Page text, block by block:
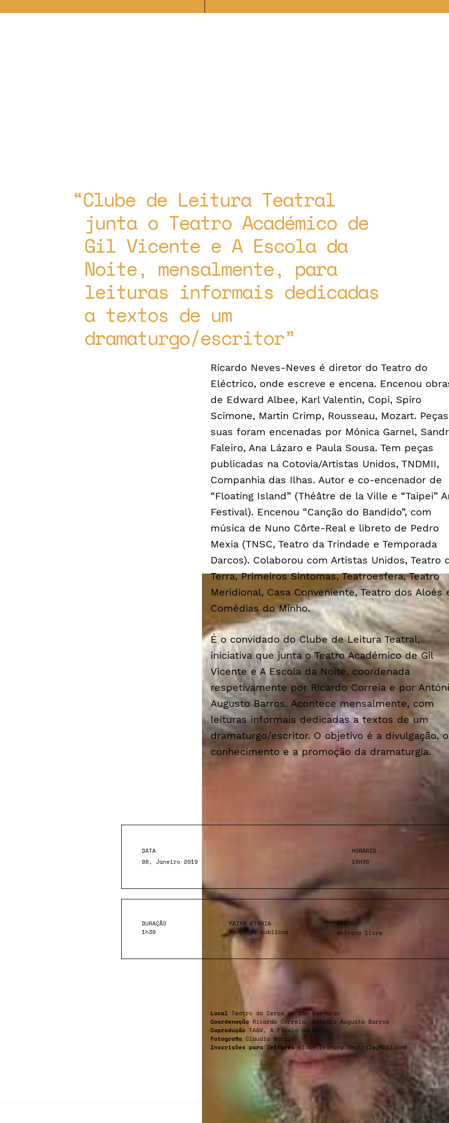
Clube de Leitura Teatral
junta o Teatro Académico de
Gil Vicente e A Escola da
Noite, mensalmente, para
leituras informais dedicadas
a textos de um
dramaturgo/escritor
Ricardo Neves-Neves é diretor do Teatro do
Eléctrico, onde escreve e encena. Encenou
de Edward Albee, Karl Valentin, Copi, Spiro
Scimone, Martin Crimp, Rousseau, Mozart. Peças
suas foram encenadas por Mónica Garnel,
Faleiro, Ana Lázaro e Paula Sousa. Tem peças
publicadas na Cotovia/Artistas Unidos, TNDMII,
Companhia das Ilhas. Autor e co-encenador de
“Floating Island” (Théâtre de la Ville e “Taipei”
Festival). Encenou “Canção do Bandido”, com
música de Nuno Côrte-Real e libreto de Pedro
Mexia (TNSC, Teatro da Trindade e Temporada
Darcos). Colaborou com Artistas Unidos, Teatro
Terra, Primeiros Sintomas, Teatroesfera, Teatro
Meridional, Casa Conveniente, Teatro dos Aloés
Comédias do Minho.
É o convidado do Clube de Leitura Teatral,
iniciativa que junta o Teatro Académico de Gil
Vicente e A Escola da Noite, coordenada
respetivamente por Ricardo Correia e por
Augusto Barros. Acontece mensalmente, com
leituras informais dedicadas a textos de um
dramaturgo/escritor. O objetivo é a divulgação, o
conhecimento e a promoção da dramaturgia.
DATA
08, Janeiro 2019
HORÁRIO
18H30
DURAÇÃO
1h30
FAIXA ETÁRIA
todos os públicos
PREÇO
entrada livre
Local Teatro da Cerca de São Bernardo
Coordenação Ricardo Correia, António Augusto Barros
Coprodução TAGV, A Escola da Noite
Fotografia Cláudia Morais
Inscrições para leitoresclube.leitura.teatral@gmail.com